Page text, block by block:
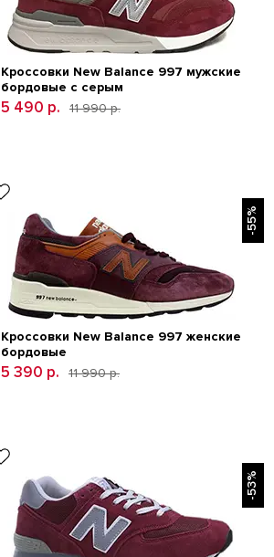
Кроссовки New Balance 997 мужские
бордовые с серым
5 490 р. 11 990 р.
-55%
Кроссовки New Balance 997 женские
бордовые
5 390 р. 11 990 р.
-53%